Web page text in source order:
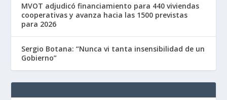
MVOT adjudicó financiamiento para 440 viviendas
cooperativas y avanza hacia las 1500 previstas
para 2026
Sergio Botana: “Nunca vi tanta insensibilidad de un
Gobierno”